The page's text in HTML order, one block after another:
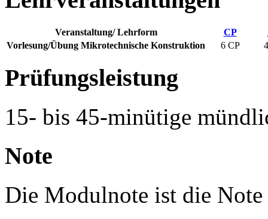
Veranstaltung/ Lehrform CP
Vorlesung/Übung Mikrotechnische Konstruktion
6 CP
Prüfungsleistung
15- bis 45-minütige
Note
Die Modulnote ist die